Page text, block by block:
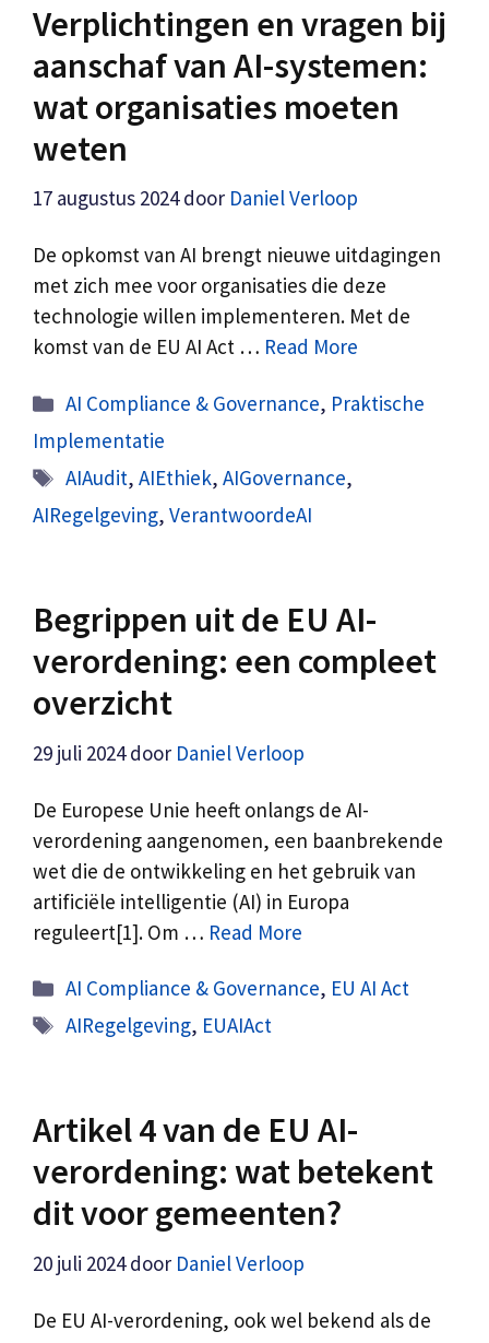
Verplichtingen en vragen bij
aanschaf van AI-systemen:
wat organisaties moeten
weten
17 augustus 2024 door Daniel Verloop
De opkomst van AI brengt nieuwe uitdagingen
met zich mee voor organisaties die deze
technologie willen implementeren. Met de
komst van de EU AI Act … Read More
Categorieën
AI Compliance & Governance, Praktische
Implementatie
Tags
AIAudit,AIEthiek,AIGovernance,
AIRegelgeving, VerantwoordeAI
Begrippen uit de EU AI-
verordening: een compleet
overzicht
29 juli 2024 door Daniel Verloop
De Europese Unie heeft onlangs de AI-
verordening aangenomen, een baanbrekende
wet die de ontwikkeling en het gebruik van
artificiële intelligentie (AI) in Europa
reguleert[1]. Om … Read More
Categorieën
AI Compliance & Governance, EU AI Act
Tags
AIRegelgeving, EUAIAct
Artikel 4 van de EU AI-
verordening: wat betekent
dit voor gemeenten?
20 juli 2024 door Daniel Verloop
De EU AI-verordening, ook wel bekend als de